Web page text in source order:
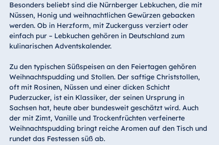
Besonders beliebt sind die Nürnberger Lebkuchen, die mit
Nüssen, Honig und weihnachtlichen Gewürzen gebacken
werden. Ob in Herzform, mit Zuckerguss verziert oder
einfach pur – Lebkuchen gehören in Deutschland zum
kulinarischen Adventskalender.
Zu den typischen Süßspeisen an den Feiertagen gehören
Weihnachtspudding und Stollen. Der saftige Christstollen,
oft mit Rosinen, Nüssen und einer dicken Schicht
Puderzucker, ist ein Klassiker, der seinen Ursprung in
Sachsen hat, heute aber bundesweit geschätzt wird. Auch
der mit Zimt, Vanille und Trockenfrüchten verfeinerte
Weihnachtspudding bringt reiche Aromen auf den Tisch und
rundet das Festessen süß ab.